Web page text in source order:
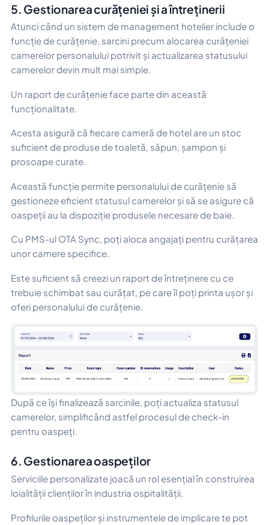
5. Gestionarea curățeniei și a întreținerii
Atunci când un sistem de management hotelier include o
funcție de curățenie, sarcini precum alocarea curățeniei
camerelor personalului potrivit și actualizarea statusului
camerelor devin mult mai simple.
Un raport de curățenie face parte din această
funcționalitate.
Acesta asigură că fiecare cameră de hotel are un stoc
suficient de produse de toaletă, săpun, șampon și
prosoape curate.
Această funcție permite personalului de curățenie să
gestioneze eficient statusul camerelor și să se asigure că
oaspeții au la dispoziție produsele necesare de baie.
Cu PMS-ul OTA Sync, poți aloca angajați pentru curățarea
unor camere specifice.
Este suficient să creezi un raport de întreținere cu ce
trebuie schimbat sau curățat, pe care îl poți printa ușor și
oferi personalului de curățenie.
După ce își finalizează sarcinile, poți actualiza statusul
camerelor, simplificând astfel procesul de check-in
pentru oaspeți.
6. Gestionarea oaspeților
Serviciile personalizate joacă un rol esențial în construirea
loialității clienților în industria ospitalității.
Profilurile oaspeților și instrumentele de implicare te pot